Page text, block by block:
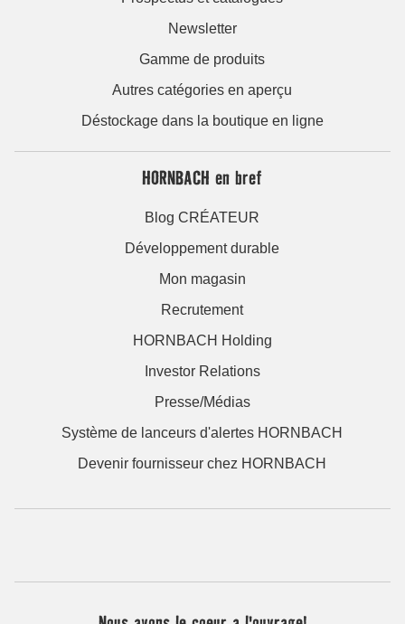
Newsletter
Gamme de produits
Autres catégories en aperçu
Déstockage dans la boutique en ligne
HORNBACH en bref
Blog CRÉATEUR
Développement durable
Mon magasin
Recrutement
HORNBACH Holding
Investor Relations
Presse/Médias
Système de lanceurs d'alertes HORNBACH
Devenir fournisseur chez HORNBACH